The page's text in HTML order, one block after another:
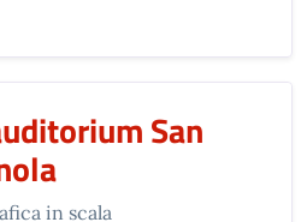
San
in scala